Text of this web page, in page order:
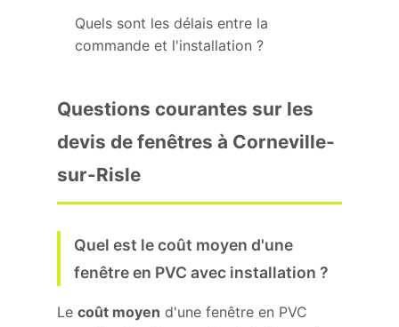
Quels sont les délais entre la
commande et l'installation ?
Questions courantes sur les
devis de fenêtres à Corneville-
sur-Risle
Quel est le coût moyen d'une
fenêtre en PVC avec installation ?
Le coût moyen d'une fenêtre en PVC